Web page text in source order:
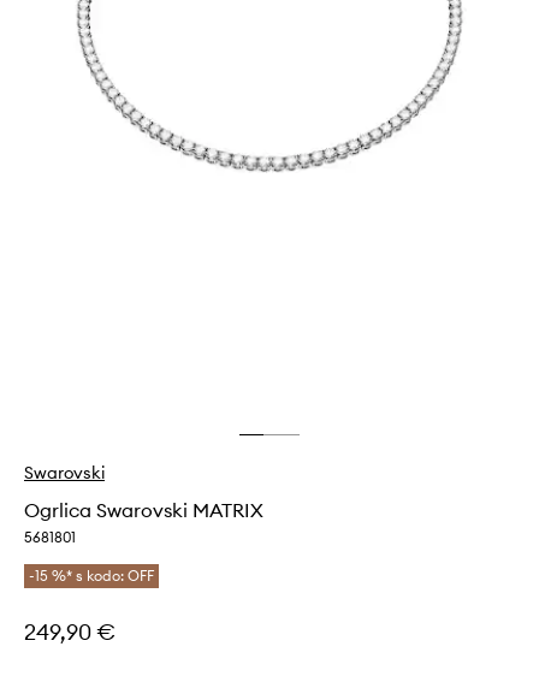
Swarovski
Ogrlica Swarovski MATRIX
5681801
-15 %* s kodo: OFF
249,90 €